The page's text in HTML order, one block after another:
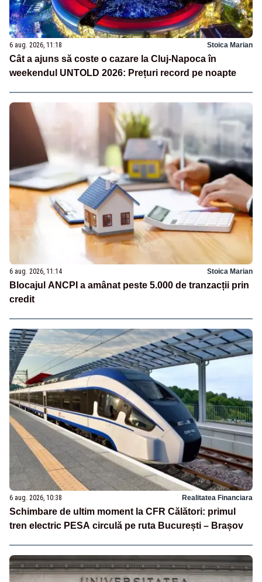
6 aug. 2026, 11:18 Stoica Marian
Cât a ajuns să coste o cazare la Cluj-Napoca în
weekendul UNTOLD 2026: Prețuri record pe noapte
6 aug. 2026, 11:14 Stoica Marian
Blocajul ANCPI a amânat peste 5.000 de tranzacții prin
credit
6 aug. 2026, 10:38 Realitatea Financiara
Schimbare de ultim moment la CFR Călători: primul
tren electric PESA circulă pe ruta București – Brașov